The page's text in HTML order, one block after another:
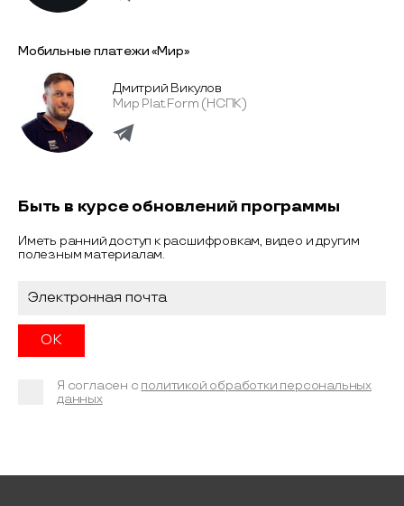
Мобильные платежи «Мир»
Дмитрий Викулов
Мир Plat.Form (НСПК)
Быть в курсе обновлений программы
Иметь ранний доступ к расшифровкам, видео и другим
полезным материалам.
Я согласен с политикой обработки персональных
данных